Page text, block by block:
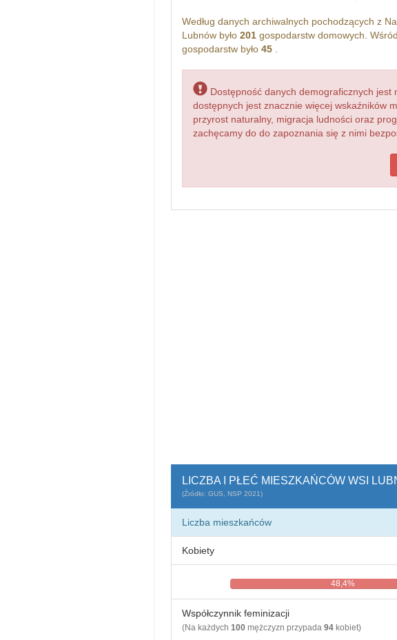
Według danych archiwalnych pochodzących z
Lubnów było 201gospodarstw domowych.
gospodarstw było 45.
Dostępność danych demograficznych jest
dostępnych jest znacznie więcej wskaźników
przyrost naturalny, migracja ludności oraz
zachęcamy do do zapoznania się z nimi
LICZBA I PŁEĆ MIESZKAŃCÓW WSI
(Źródło: GUS, NSP 2021)
Liczba mieszkańców
Kobiety
48,4%
Współczynnik feminizacji
(Na każdych 100mężczyzn przypada 94kobiet)